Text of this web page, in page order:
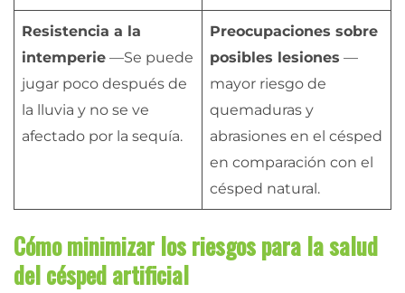
Resistencia a la
intemperie —Se puede
jugar poco después de
la lluvia y no se ve
afectado por la sequía.
Preocupaciones sobre
posibles lesiones —
mayor riesgo de
quemaduras y
abrasiones en el césped
en comparación con el
césped natural.
Cómo minimizar los riesgos para la salud
del césped artificial